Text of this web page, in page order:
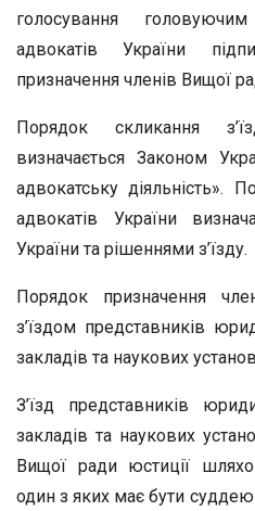
голосування
адвокатів України
призначення членів Вищої
Порядок скликання
визначається Законом
адвокатську діяльність».
адвокатів України
України та рішеннями з’їзду.
Порядок призначення
з’їздом представників
закладів та наукових
З’їзд представників
закладів та наукових
Вищої ради юстиції
один з яких має бути